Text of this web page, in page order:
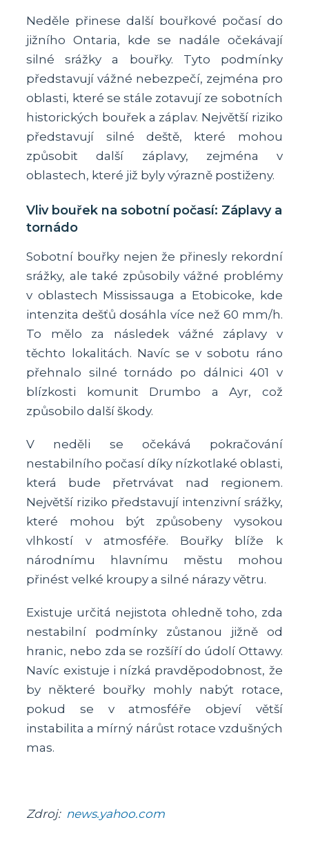
Neděle přinese další bouřkové počasí do
jižního Ontaria, kde se nadále očekávají
silné srážky a bouřky. Tyto podmínky
představují vážné nebezpečí, zejména pro
oblasti, které se stále zotavují ze sobotních
historických bouřek a záplav. Největší riziko
představují silné deště, které mohou
způsobit další záplavy, zejména v
oblastech, které již byly výrazně postiženy.
Vliv bouřek na sobotní počasí: Záplavy a
tornádo
Sobotní bouřky nejen že přinesly rekordní
srážky, ale také způsobily vážné problémy
v oblastech Mississauga a Etobicoke, kde
intenzita dešťů dosáhla více než 60 mm/h.
To mělo za následek vážné záplavy v
těchto lokalitách. Navíc se v sobotu ráno
přehnalo silné tornádo po dálnici 401 v
blízkosti komunit Drumbo a Ayr, což
způsobilo další škody.
V neděli se očekává pokračování
nestabilního počasí díky nízkotlaké oblasti,
která bude přetrvávat nad regionem.
Největší riziko představují intenzivní srážky,
které mohou být způsobeny vysokou
vlhkostí v atmosféře. Bouřky blíže k
národnímu hlavnímu městu mohou
přinést velké kroupy a silné nárazy větru.
Existuje určitá nejistota ohledně toho, zda
nestabilní podmínky zůstanou jižně od
hranic, nebo zda se rozšíří do údolí Ottawy.
Navíc existuje i nízká pravděpodobnost, že
by některé bouřky mohly nabýt rotace,
pokud se v atmosféře objeví větší
instabilita a mírný nárůst rotace vzdušných
mas.
Zdroj: news.yahoo.com